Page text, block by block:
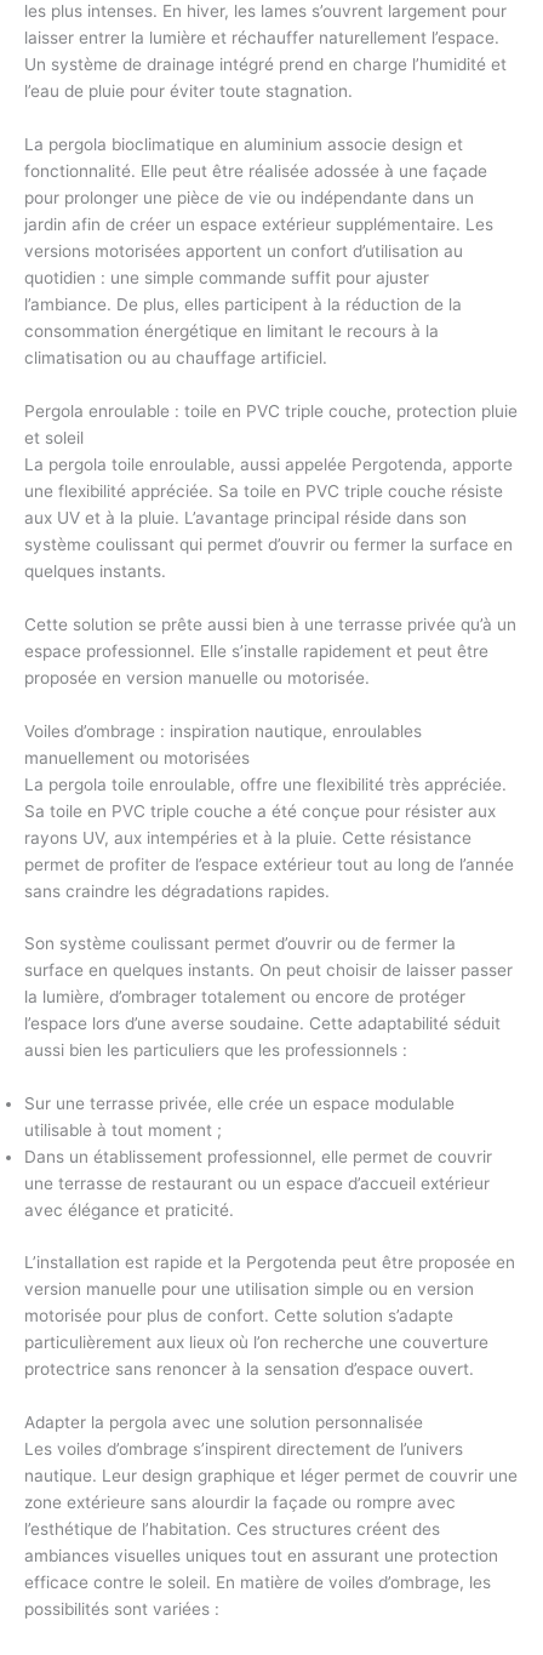
les plus intenses. En hiver, les lames s’ouvrent largement pour
laisser entrer la lumière et réchauffer naturellement l’espace.
Un système de drainage intégré prend en charge l’humidité et
l’eau de pluie pour éviter toute stagnation.
La pergola bioclimatique en aluminium associe design et
fonctionnalité. Elle peut être réalisée adossée à une façade
pour prolonger une pièce de vie ou indépendante dans un
jardin afin de créer un espace extérieur supplémentaire. Les
versions motorisées apportent un confort d’utilisation au
quotidien : une simple commande suffit pour ajuster
l’ambiance. De plus, elles participent à la réduction de la
consommation énergétique en limitant le recours à la
climatisation ou au chauffage artificiel.
Pergola enroulable : toile en PVC triple couche, protection pluie
et soleil
La pergola toile enroulable, aussi appelée Pergotenda, apporte
une flexibilité appréciée. Sa toile en PVC triple couche résiste
aux UV et à la pluie. L’avantage principal réside dans son
système coulissant qui permet d’ouvrir ou fermer la surface en
quelques instants.
Cette solution se prête aussi bien à une terrasse privée qu’à un
espace professionnel. Elle s’installe rapidement et peut être
proposée en version manuelle ou motorisée.
Voiles d’ombrage : inspiration nautique, enroulables
manuellement ou motorisées
La pergola toile enroulable, offre une flexibilité très appréciée.
Sa toile en PVC triple couche a été conçue pour résister aux
rayons UV, aux intempéries et à la pluie. Cette résistance
permet de profiter de l’espace extérieur tout au long de l’année
sans craindre les dégradations rapides.
Son système coulissant permet d’ouvrir ou de fermer la
surface en quelques instants. On peut choisir de laisser passer
la lumière, d’ombrager totalement ou encore de protéger
l’espace lors d’une averse soudaine. Cette adaptabilité séduit
aussi bien les particuliers que les professionnels :
Sur une terrasse privée, elle crée un espace modulable
utilisable à tout moment ;
Dans un établissement professionnel, elle permet de couvrir
une terrasse de restaurant ou un espace d’accueil extérieur
avec élégance et praticité.
L’installation est rapide et la Pergotenda peut être proposée en
version manuelle pour une utilisation simple ou en version
motorisée pour plus de confort. Cette solution s’adapte
particulièrement aux lieux où l’on recherche une couverture
protectrice sans renoncer à la sensation d’espace ouvert.
Adapter la pergola avec une solution personnalisée
Les voiles d’ombrage s’inspirent directement de l’univers
nautique. Leur design graphique et léger permet de couvrir une
zone extérieure sans alourdir la façade ou rompre avec
l’esthétique de l’habitation. Ces structures créent des
ambiances visuelles uniques tout en assurant une protection
efficace contre le soleil. En matière de voiles d’ombrage, les
possibilités sont variées :